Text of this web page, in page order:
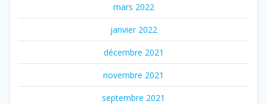
mars 2022
janvier 2022
décembre 2021
novembre 2021
septembre 2021